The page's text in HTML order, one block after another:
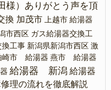
様）ありがとう声を頂
換 加茂市
上越市 給湯器
市西区 ガス給湯器交換工
換工事 新潟県新潟市西区 激
崎市 給湯器 燕市 給湯器
給湯器 新潟 給湯器
理の流れを徹底解説